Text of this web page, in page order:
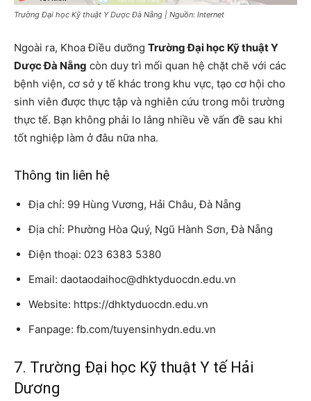
Trường Đại học Kỹ thuật Y Dược Đà Nẵng | Nguồn: Internet
Ngoài ra, Khoa Điều dưỡng Trường Đại học Kỹ thuật Y
Dược Đà Nẵng còn duy trì mối quan hệ chặt chẽ với các
bệnh viện, cơ sở y tế khác trong khu vực, tạo cơ hội cho
sinh viên được thực tập và nghiên cứu trong môi trường
thực tế. Bạn không phải lo lắng nhiều về vấn đề sau khi
tốt nghiệp làm ở đâu nữa nha.
Thông tin liên hệ
Địa chỉ: 99 Hùng Vương, Hải Châu, Đà Nẵng
Địa chỉ: Phường Hòa Quý, Ngũ Hành Sơn, Đà Nẵng
Điện thoại: 023 6383 5380
Email: daotaodaihoc@dhktyduocdn.edu.vn
Website: https://dhktyduocdn.edu.vn
Fanpage: fb.com/tuyensinhydn.edu.vn
7. Trường Đại học Kỹ thuật Y tế Hải
Dương